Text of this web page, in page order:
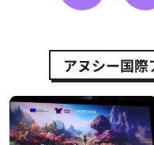
アヌシー国